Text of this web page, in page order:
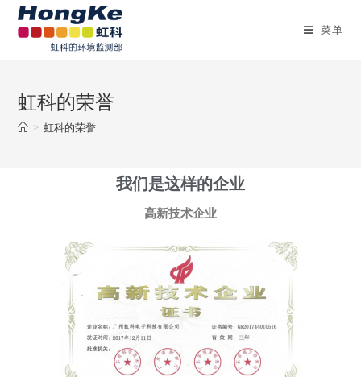
菜单
虹科的荣誉
> 虹科的荣誉
我们是这样的企业
高新技术企业